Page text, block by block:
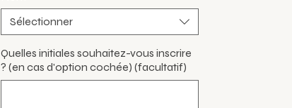
Sélectionner
Quelles initiales souhaitez-vous inscrire
? (en cas d'option cochée) (facultatif)